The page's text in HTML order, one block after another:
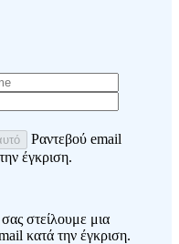
Ραντεβού email
έγκριση.
στείλουμε μια
κατά την έγκριση.